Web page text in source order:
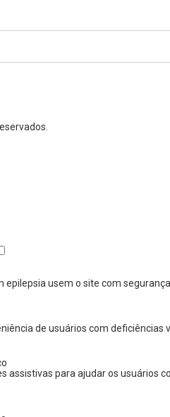
epilepsia usem o site com
de usuários com
assistivas para ajudar os usuários